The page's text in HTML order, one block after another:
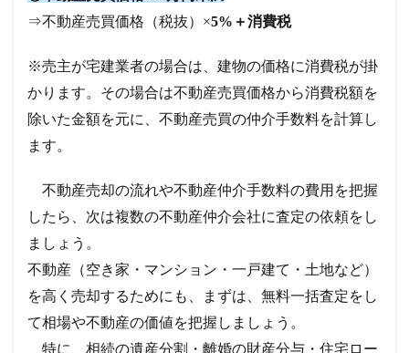
⇒不動産売買価格（税抜）×5%＋消費税
※売主が宅建業者の場合は、建物の価格に消費税が掛
かります。その場合は不動産売買価格から消費税額を
除いた金額を元に、不動産売買の仲介手数料を計算し
ます。
不動産売却の流れや不動産仲介手数料の費用を把握
したら、次は複数の不動産仲介会社に査定の依頼をし
ましょう。
不動産（空き家・マンション・一戸建て・土地など）
を高く売却するためにも、
まずは、無料一括査定をし
て相場や不動産の価値を把握しましょう。
特に、相続の遺産分割・離婚の財産分与・住宅ロー